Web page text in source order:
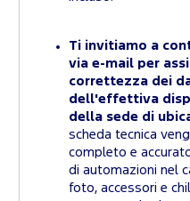
Ti invitiamo a
via e-mail per
correttezza dei
dell'effettiva
della sede di
scheda tecnica
completo e
di automazioni nel
foto, accessori e